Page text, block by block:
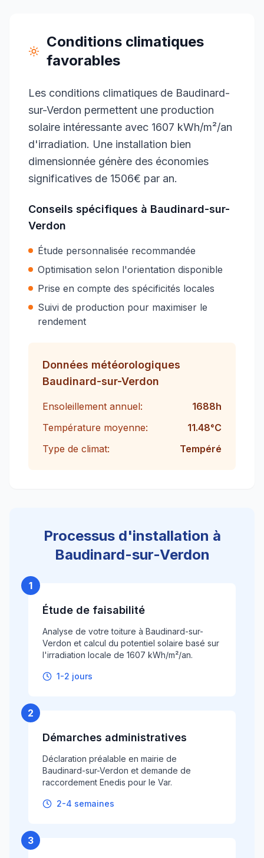
Conditions climatiques
favorables
Les conditions climatiques de Baudinard-
sur-Verdon permettent une production
solaire intéressante avec 1607 kWh/m²/an
d'irradiation. Une installation bien
dimensionnée génère des économies
significatives de 1506€ par an.
Conseils spécifiques à Baudinard-sur-
Verdon
Étude personnalisée recommandée
Optimisation selon l'orientation disponible
Prise en compte des spécificités locales
Suivi de production pour maximiser le
rendement
Données météorologiques
Baudinard-sur-Verdon
Ensoleillement annuel: 1688h
Température moyenne:
11.48°C
Type de climat:
Tempéré
Processus d'installation à
Baudinard-sur-Verdon
1
Étude de faisabilité
Analyse de votre toiture à Baudinard-sur-
Verdon et calcul du potentiel solaire basé sur
l'irradiation locale de 1607 kWh/m²/an.
1-2 jours
2
Démarches administratives
Déclaration préalable en mairie de
Baudinard-sur-Verdon et demande de
raccordement Enedis pour le Var.
2-4 semaines
3